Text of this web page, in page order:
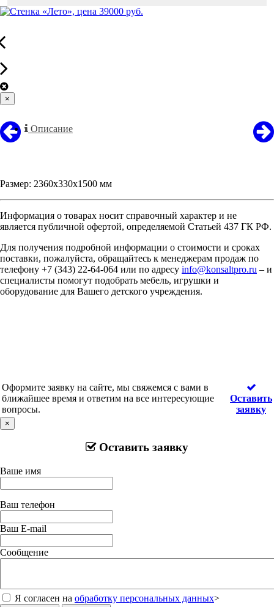
×
Описание
Размер: 2360х330х1500 мм
Информация о товарах носит справочный характер и не
является публичной офертой, определяемой Статьей 437 ГК РФ.
Для получения подробной информации о стоимости и сроках
поставки, пожалуйста, обращайтесь к менеджерам продаж по
телефону +7 (343) 22-64-064 или по адресу info@konsaltpro.ru – и
специалисты помогут подобрать мебель, игрушки и
оборудование для Вашего детского учреждения.
Оформите заявку на сайте, мы свяжемся с вами в
ближайшее время и ответим на все интересующие
вопросы.
Оставить
заявку
×
Оставить заявку
Ваше имя
Ваш телефон
Ваш E-mail
Сообщение
Я согласен на обработку персональных данных>